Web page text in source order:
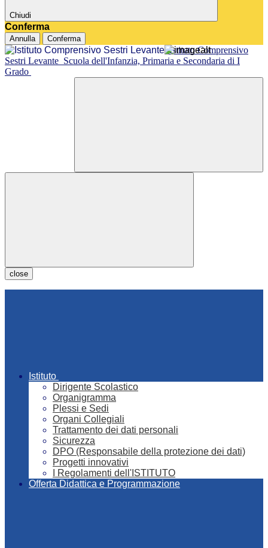
Chiudi
Conferma
Annulla Conferma
Istituto Comprensivo
Sestri Levante Scuola dell'Infanzia, Primaria e Secondaria di I
Grado
close
Istituto
Dirigente Scolastico
Organigramma
Plessi e Sedi
Organi Collegiali
Trattamento dei dati personali
Sicurezza
DPO (Responsabile della protezione dei dati)
Progetti innovativi
I Regolamenti dell'ISTITUTO
Offerta Didattica e Programmazione